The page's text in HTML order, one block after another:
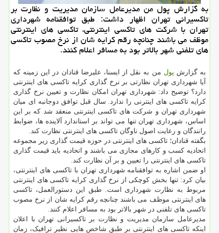
به گزارش پول من مدیرعامل سازمان مدیریت و نظارت بر
تاكسیرانی تهران اظهار داشت: طبق توافقنامه شهرداری
تهران با شركت های تاكسی اینترنتی، تاكسی های اینترنتی
موظف می باشند چنانچه رقم كرایه شان از نرخ مصوب تاكسی
های تلفنی شهر بالاتر بود به مسافر اعلام كنند.
به گزارش پول من به نقل از ایسنا، علیرضا قنادان در این زمینه که
آیا شهرداری تهران نظارتی بر نرخ گذاری کرایه تاکسی های اینترنتی
دارد؟ توضیح داد: شهرداری تهران امکان نظارت و تعیین نرخ گذاری
کرایه تاکسی های اینترنی را ندارد. سال قبل توافق دوجانبه ای میان
شهرداری تهران و شرکت های تاکسی اینترنتی منعقد شد که بر این
اساس، شهرداری تهران تنها می تواند بر استاندارد آلاینده ها، ضوابط
رانندگان و رعایت اصول ناوگان تاکسی های اینترنتی نظارت کند.
بگفته قنادان؛ تاکسی های اینترنتی در حوزه قیمت گذاری زیر مجموعه
اتحادیه کسب و کارهای مجازی می باشند و اتحادیه باید قیمت گذاری
تاکسی های اینترنتی را تعیین و بر آن نظارت کند.
او ضمن اشاره به توافقنامه شهرداری تهران با تاکسی های اینترنتی،
بیان کرد: تنها بخش کوچکی از نرخ گذاری کرایه تاکسی های اینترنتی
مربوط به نظارت شهرداری است. طبق این دستورالعمل، تاکسی
های اینترنتی موظف می باشند چنانچه رقم کرایه شان از نرخ مصوب
تاکسی های تلفنی در شهر بالاتر بود به مسافر اعلام کنند.
مدیرعامل سازمان مدیریت و نظارت بر تاکسیرانی تهران با اعلان
اینکه تاکسی های اینترنتی بر طبق شاخص هایی نظیر ترافیک، زمان